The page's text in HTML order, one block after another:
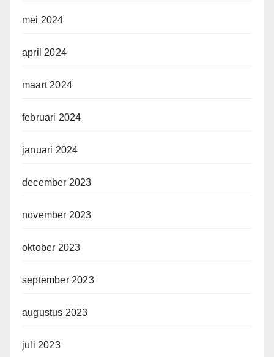
mei 2024
april 2024
maart 2024
februari 2024
januari 2024
december 2023
november 2023
oktober 2023
september 2023
augustus 2023
juli 2023